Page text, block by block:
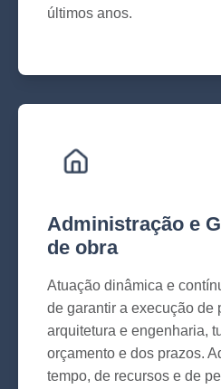
últimos anos.
Administração e
de obra
Atuação dinâmica e
de garantir a execução de
arquitetura e engenharia,
orçamento e dos prazos.
tempo, de recursos e de